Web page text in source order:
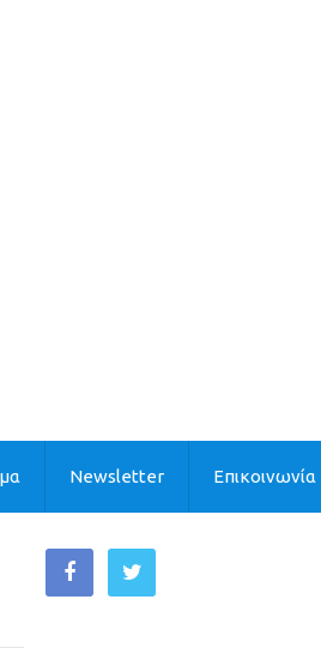
Newsletter Επικοινωνία